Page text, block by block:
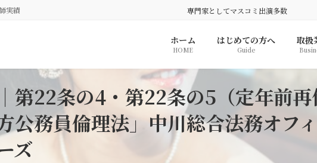
実績 専門家としてマスコミ出演多数
ホーム
HOME
はじめての方へ
Guide
取扱
第22条の4・第22条の5（定年前
公務員倫理法」中川総合法務オフ
ズ